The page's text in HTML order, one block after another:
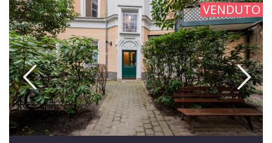
VENDUTO